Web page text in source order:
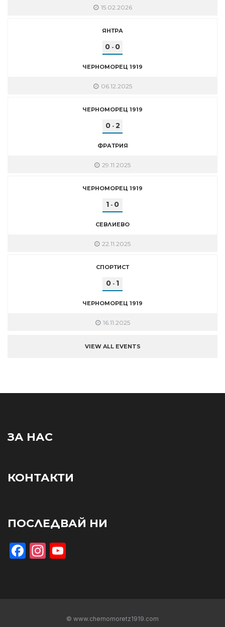
15.02.2026
ЯНТРА
0 - 0
ЧЕРНОМОРЕЦ 1919
06.12.2025
ЧЕРНОМОРЕЦ 1919
0- 2
ФРАТРИЯ
29.11.2025
ЧЕРНОМОРЕЦ 1919
1 - 0
СЕВЛИЕВО
22.11.2025
СПОРТИСТ
0 - 1
ЧЕРНОМОРЕЦ 1919
16.11.2025
VIEW ALL EVENTS
ЗА НАС
КОНТАКТИ
ПОСЛЕДВАЙ НИ
Facebook
Instagram
© www.chernomoretz1919.com